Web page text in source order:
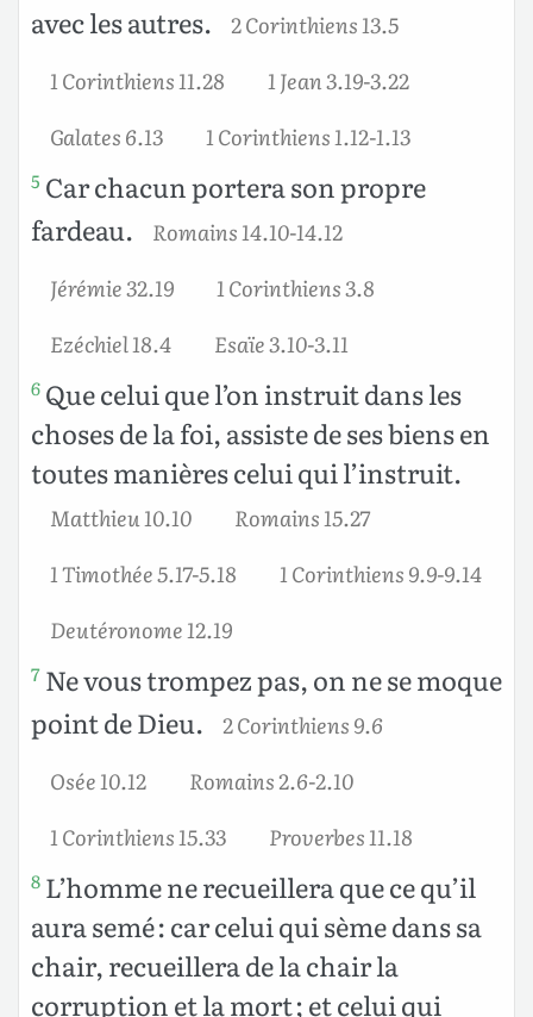
avec les autres.
2 Corinthiens 13.5
1 Corinthiens 11.28
1 Jean 3.19-3.22
Galates 6.13
1 Corinthiens 1.12-1.13
5 Car chacun portera son propre
fardeau.
Romains 14.10-14.12
Jérémie 32.19
1 Corinthiens 3.8
Ezéchiel 18.4
Esaïe 3.10-3.11
6 Que celui que l’on instruit dans les
choses de la foi, assiste de ses biens en
toutes manières celui qui l’instruit.
Matthieu 10.10
Romains 15.27
1 Timothée 5.17-5.18
1 Corinthiens 9.9-9.14
Deutéronome 12.19
7 Ne vous trompez pas, on ne se moque
point de Dieu.
2 Corinthiens 9.6
Osée 10.12
Romains 2.6-2.10
1 Corinthiens 15.33
Proverbes 11.18
8 L’homme ne recueillera que ce qu’il
aura semé : car celui qui sème dans sa
chair, recueillera de la chair la
corruption et la mort ; et celui qui